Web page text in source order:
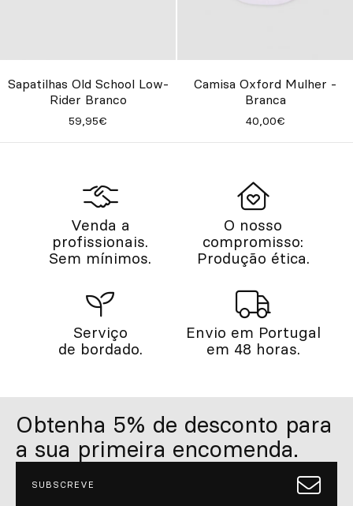
Sapatilhas Old School Low-
Rider Branco
59,95€
Camisa Oxford Mulher -
Branca
40,00€
Venda a
profissionais.
Sem mínimos.
O nosso
compromisso:
Produção ética.
Serviço
de bordado.
Envio em Portugal
em 48 horas.
Obtenha 5% de desconto para
a sua primeira encomenda.
SUBSCREVE